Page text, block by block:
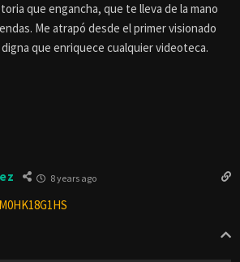
que engancha, que te lleva de la mano
Me atrapó desde el primer visionado
que enriquece cualquier videoteca.
8 years ago